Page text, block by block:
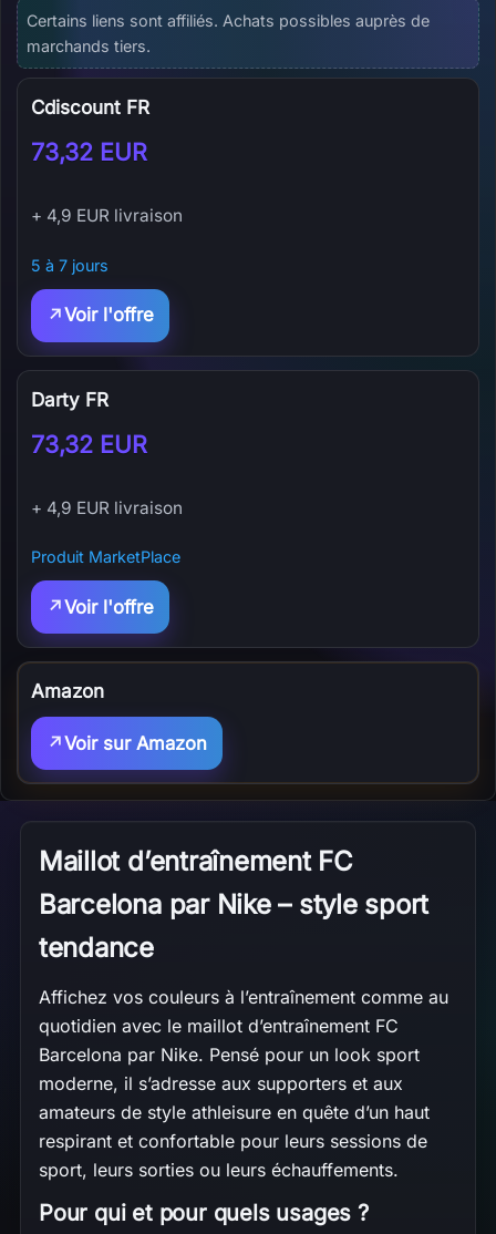
Offres d'affiliation disponibles
Certains liens sont affiliés. Achats possibles auprès de
marchands tiers.
Cdiscount FR
73,32 EUR
+ 4,9 EUR livraison
5 à 7 jours
Voir l'offre
Darty FR
73,32 EUR
+ 4,9 EUR livraison
Produit MarketPlace
Voir l'offre
Amazon
Voir sur Amazon
Maillot d’entraînement FC
Barcelona par Nike – style sport
tendance
Affichez vos couleurs à l’entraînement comme au
quotidien avec le maillot d’entraînement FC
Barcelona par Nike. Pensé pour un look sport
moderne, il s’adresse aux supporters et aux
amateurs de style athleisure en quête d’un haut
respirant et confortable pour leurs sessions de
sport, leurs sorties ou leurs échauffements.
Pour qui et pour quels usages ?